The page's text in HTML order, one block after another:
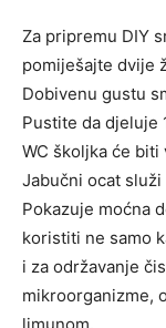
Za pripremu DIY
pomiješajte dvije
Dobivenu gustu
Pustite da djeluje
WC školjka će
Jabučni ocat
Pokazuje moćna
koristiti ne samo
i za održavanje
mikroorganizme,